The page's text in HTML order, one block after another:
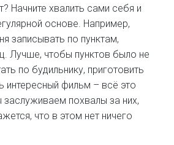
Начните хвалить сами себя и
основе. Например,
записывать по пунктам,
Лучше, чтобы пунктов было не
по будильнику, приготовить
интересный фильм – всё это
похвалы за них,
что в этом нет ничего